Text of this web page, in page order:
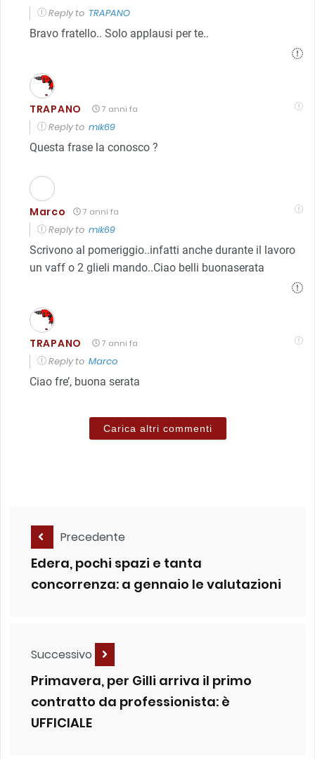
Reply to TRAPANO
Bravo fratello.. Solo applausi per te..
TRAPANO 7 anni fa
Reply to mik69
Questa frase la conosco ?
Marco 7 anni fa
Reply to mik69
Scrivono al pomeriggio..infatti anche durante il lavoro
un vaff o 2 glieli mando..Ciao belli buonaserata
TRAPANO 7 anni fa
Reply to Marco
Ciao fre’, buona serata
Carica altri commenti
Precedente
Edera, pochi spazi e tanta
concorrenza: a gennaio le valutazioni
Successivo
Primavera, per Gilli arriva il primo
contratto da professionista: è
UFFICIALE